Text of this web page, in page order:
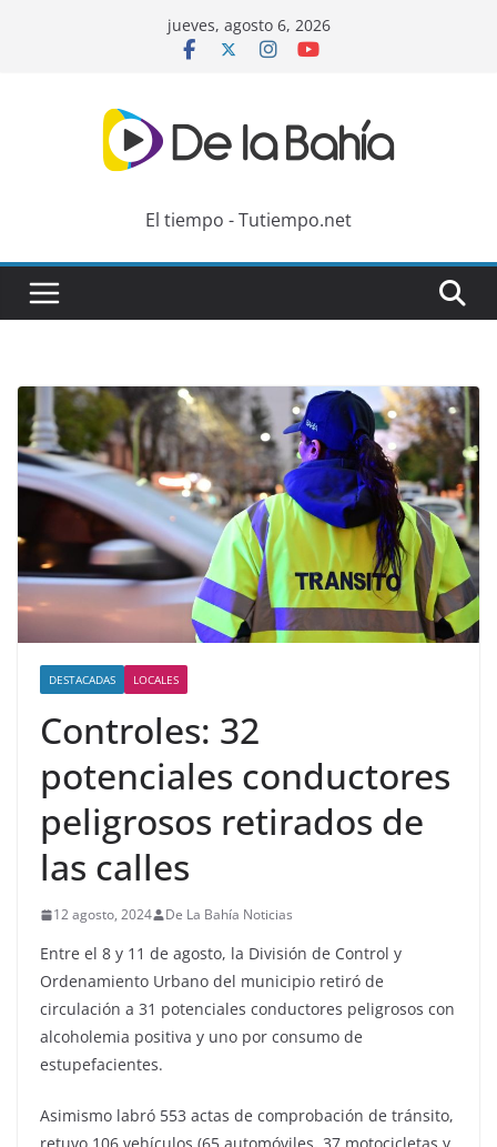
jueves, agosto 6, 2026
El tiempo - Tutiempo.net
DESTACADAS LOCALES
Controles: 32
potenciales conductores
peligrosos retirados de
las calles
12 agosto, 2024 De La Bahía Noticias
Entre el 8 y 11 de agosto, la División de Control y
Ordenamiento Urbano del municipio retiró de
circulación a 31 potenciales conductores peligrosos con
alcoholemia positiva y uno por consumo de
estupefacientes.
Asimismo labró 553 actas de comprobación de tránsito,